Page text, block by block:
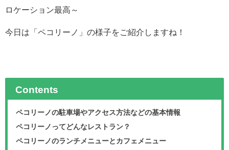
ロケーション最高～
今日は「ペコリーノ」の様子をご紹介しますね！
Contents
ペコリーノの駐車場やアクセス方法などの基本情報
ペコリーノってどんなレストラン？
ペコリーノのランチメニューとカフェメニュー